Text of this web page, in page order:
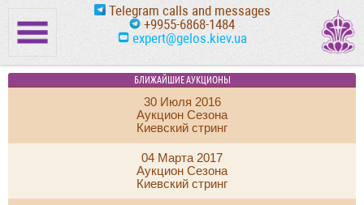
Telegram calls and messages
+9955-6868-1484
expert@gelos.kiev.ua
БЛИЖАЙШИЕ АУКЦИОНЫ
30 Июля 2016
Аукцион Сезона
Киевский стринг
04 Марта 2017
Аукцион Сезона
Киевский стринг